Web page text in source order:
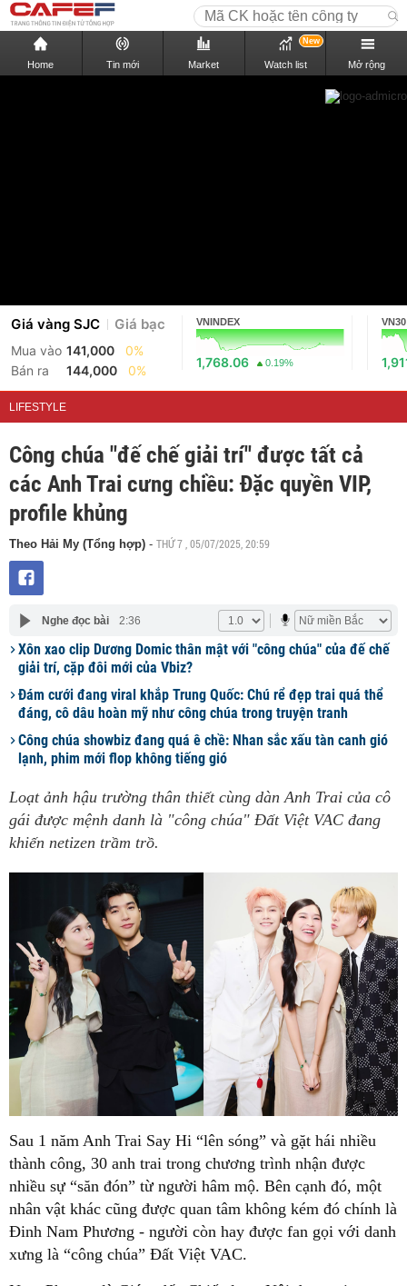
Home Tin mới Market Watch list
New
Mở rộng
Giá vàng SJC Giá bạc
Mua vào 141,000
0%
Bán ra
144,000 0%
VNINDEX
1,768.06 0.19%
VN30
LIFESTYLE
Công chúa "đế chế giải trí" được tất cả
các Anh Trai cưng chiều: Đặc quyền VIP,
profile khủng
Theo Hải My (Tổng hợp) - THỨ 7 , 05/07/2025, 20:59
Nghe đọc bài 2:36
Xôn xao clip Dương Domic thân mật với "công chúa" của đế chế
giải trí, cặp đôi mới của Vbiz?
Đám cưới đang viral khắp Trung Quốc: Chú rể đẹp trai quá thể
đáng, cô dâu hoàn mỹ như công chúa trong truyện tranh
Công chúa showbiz đang quá ê chề: Nhan sắc xấu tàn canh gió
lạnh, phim mới flop không tiếng gió
Loạt ảnh hậu trường thân thiết cùng dàn Anh Trai của cô
gái được mệnh danh là "công chúa" Đất Việt VAC đang
khiến netizen trầm trồ.
Sau 1 năm Anh Trai Say Hi “lên sóng” và gặt hái nhiều
thành công, 30 anh trai trong chương trình nhận được
nhiều sự “săn đón” từ người hâm mộ. Bên cạnh đó, một
nhân vật khác cũng được quan tâm không kém đó chính là
Đinh Nam Phương - người còn hay được fan gọi với danh
xưng là “công chúa” Đất Việt VAC.